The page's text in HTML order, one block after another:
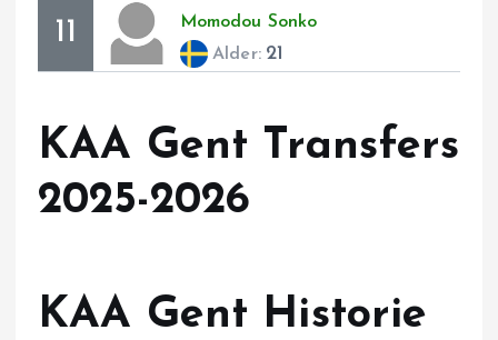
11 Momodou Sonko
Alder: 21
KAA Gent Transfers
2025-2026
KAA Gent Historie